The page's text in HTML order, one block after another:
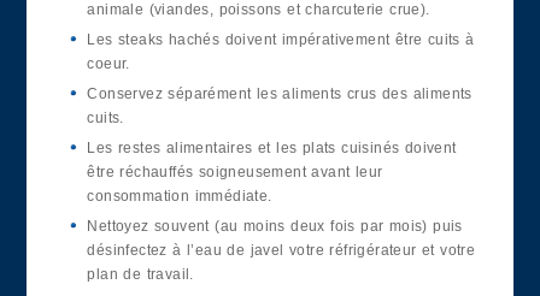
animale (viandes, poissons et charcuterie crue).
Les steaks hachés doivent impérativement être cuits à
coeur.
Conservez séparément les aliments crus des aliments
cuits.
Les restes alimentaires et les plats cuisinés doivent
être réchauffés soigneusement avant leur
consommation immédiate.
Nettoyez souvent (au moins deux fois par mois) puis
désinfectez à l’eau de javel votre réfrigérateur et votre
plan de travail.